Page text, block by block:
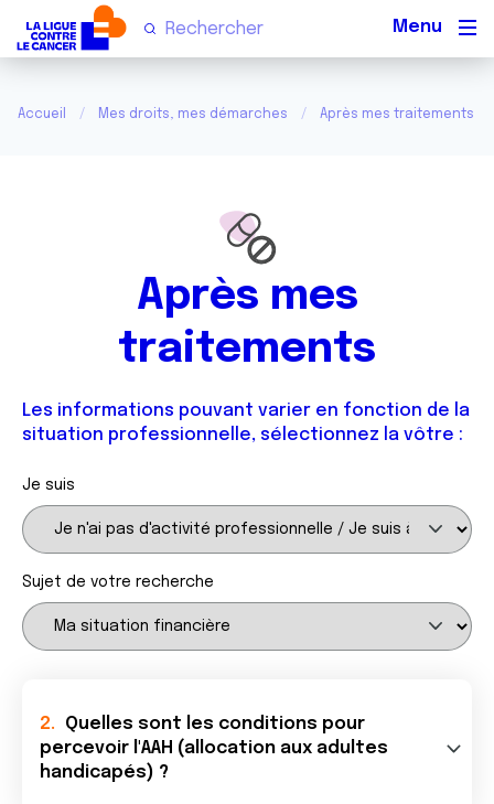
Accueil Mes droits, mes démarches Après mes traitements
Après mes
traitements
Les informations pouvant varier en fonction de la
situation professionnelle, sélectionnez la vôtre :
Je suis
Sujet de votre recherche
Quelles sont les conditions pour
percevoir l'AAH (allocation aux adultes
handicapés) ?